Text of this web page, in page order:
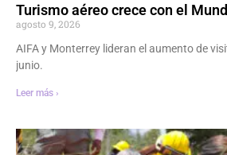
Turismo aéreo crece con el
agosto 9, 2026
AIFA y Monterrey lideran el aumento de
junio.
Leer más ›